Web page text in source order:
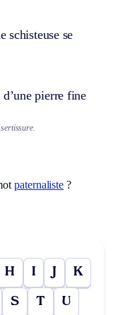
schisteuse se
pierre fine
paternaliste ?
H I J K
S T U